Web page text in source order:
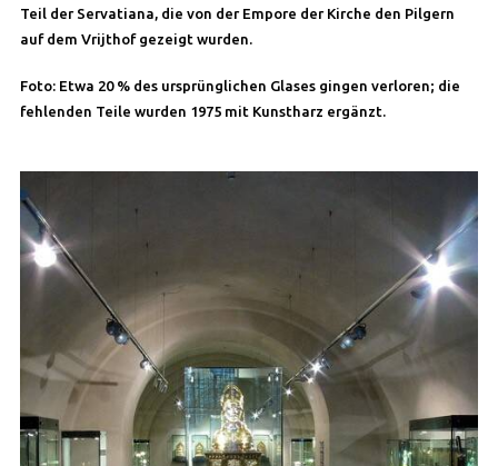
Teil der Servatiana, die von der Empore der Kirche den Pilgern
auf dem Vrijthof gezeigt wurden.
Foto: Etwa 20 % des ursprünglichen Glases gingen verloren; die
fehlenden Teile wurden 1975 mit Kunstharz ergänzt.